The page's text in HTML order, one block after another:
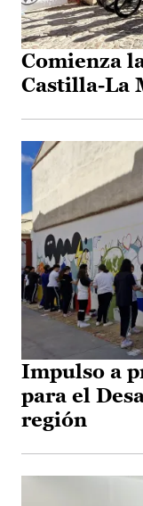
Comienza
Castilla-La
Impulso a
para el
región